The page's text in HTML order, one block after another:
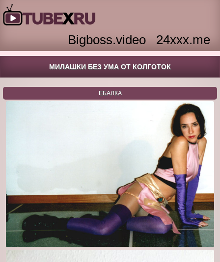
Bigboss.video 24xxx.me
МИЛАШКИ БЕЗ УМА ОТ КОЛГОТОК
ЕБАЛКА